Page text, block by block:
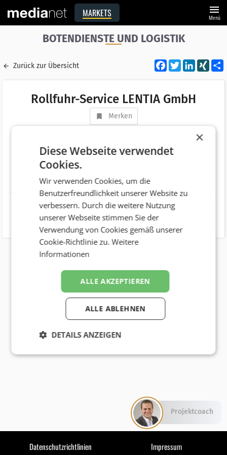
MARKETS menu
Menü
BOTENDIENSTE UND LOGISTIK
Zurück zur Übersicht Facebook
Twitter XING
Rollfuhr-Service LENTIA GmbH
Merken
AT 4050 Traun
Telefonnummer +43 (732) 386070
Website http://www.rollfuhr.at
Datenschutzrichtlinien Impressum
×
Diese Webseite verwendet
Cookies.
Wir verwenden Cookies, um die
Benutzerfreundlichkeit unserer Website zu
verbessern. Durch die weitere Nutzung
unserer Webseite stimmen Sie der
Verwendung von Cookies gemäß unserer
Cookie-Richtlinie zu.Weitere
Informationen
ALLE AKZEPTIEREN
ALLE ABLEHNEN
DETAILS ANZEIGEN
Projektcoach